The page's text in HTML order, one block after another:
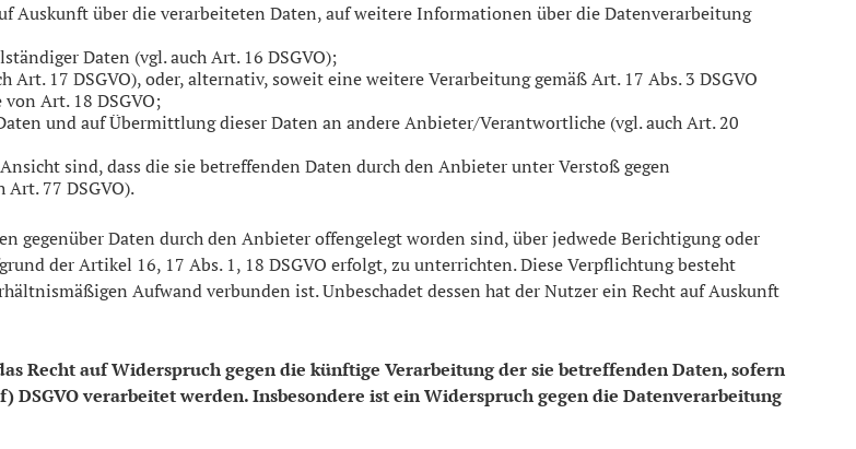
Auskunft über die verarbeiteten Daten, auf weitere Informationen über die Datenverarbeitung
Daten (vgl. auch Art. 16 DSGVO);
17 DSGVO), oder, alternativ, soweit eine weitere Verarbeitung gemäß Art. 17 Abs. 3 DSGVO
Art. 18 DSGVO;
und auf Übermittlung dieser Daten an andere Anbieter/Verantwortliche (vgl. auch Art. 20
sind, dass die sie betreffenden Daten durch den Anbieter unter Verstoß gegen
77 DSGVO).
gegenüber Daten durch den Anbieter offengelegt worden sind, über jedwede Berichtigung oder
der Artikel 16, 17 Abs. 1, 18 DSGVO erfolgt, zu unterrichten. Diese Verpflichtung besteht
Aufwand verbunden ist. Unbeschadet dessen hat der Nutzer ein Recht auf Auskunft
Recht auf Widerspruch gegen die künftige Verarbeitung der sie betreffenden Daten, sofern
verarbeitet werden. Insbesondere ist ein Widerspruch gegen die Datenverarbeitung